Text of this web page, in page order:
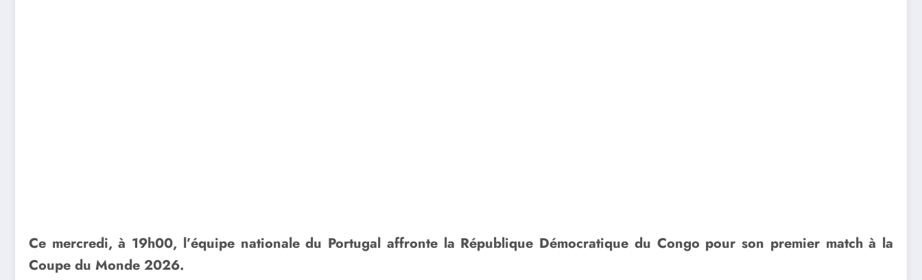
Ce mercredi, à 19h00, l’équipe nationale du Portugal affronte la République Démocratique du Congo pour son premier match à la
Coupe du Monde 2026.